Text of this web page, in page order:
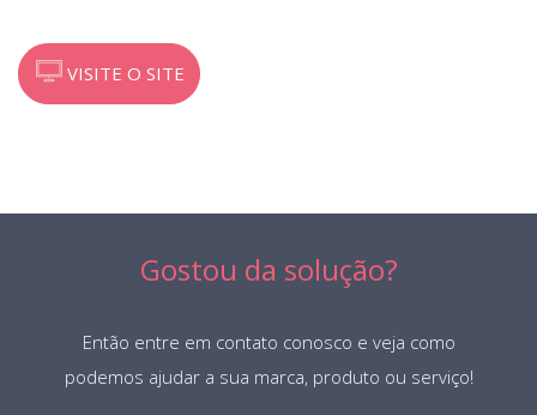
VISITE O SITE
Gostou da solução?
Então entre em contato conosco e veja como
podemos ajudar a sua marca, produto ou serviço!